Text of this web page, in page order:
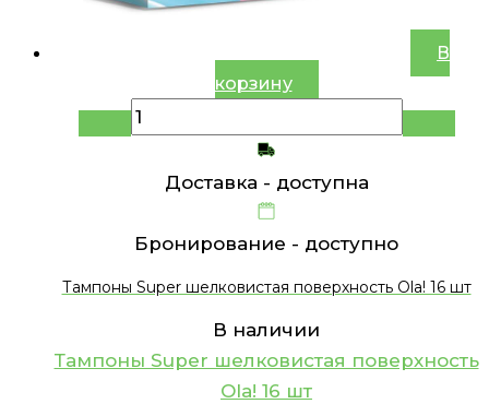
В
корзину
Доставка - доступна
Бронирование - доступно
Тампоны Super шелковистая поверхность Ola! 16 шт
В наличии
Тампоны Super шелковистая поверхность
Ola! 16 шт